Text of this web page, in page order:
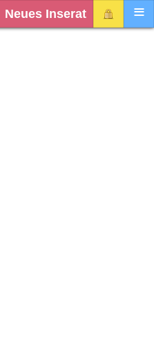
Neues Inserat